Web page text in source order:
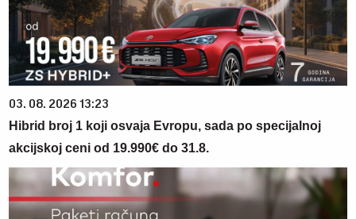
03. 08. 2026 13:23
Hibrid broj 1 koji osvaja Evropu, sada po specijalnoj
akcijskoj ceni od 19.990€ do 31.8.